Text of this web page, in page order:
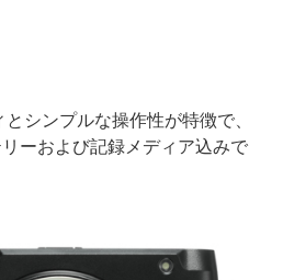
シンプルな操作性が特徴で、
ーおよび記録メディア込みで